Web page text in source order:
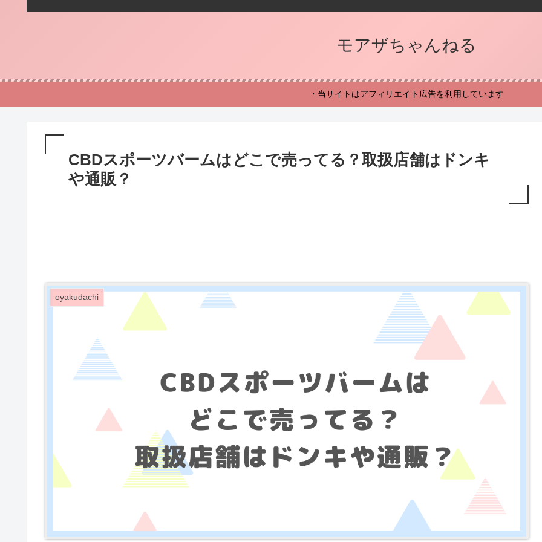
モアザちゃんねる
・当サイトはアフィリエイト広告を利用しています
CBDスポーツバームはどこで売ってる？取扱店舗はドンキ
や通販？
oyakudachi